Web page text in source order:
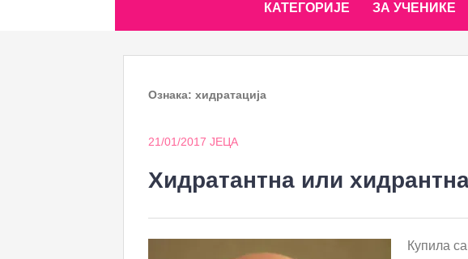
КАТЕГОРИЈЕ ЗА УЧЕНИКЕ
Ознака: хидратација
21/01/2017 ЈЕЦА
Хидратантна или
Купила